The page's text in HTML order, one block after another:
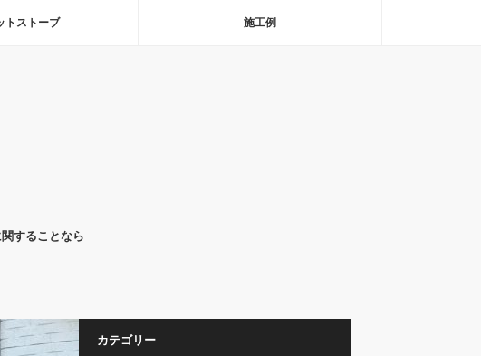
トストーブ 施工例
することなら
カテゴリー